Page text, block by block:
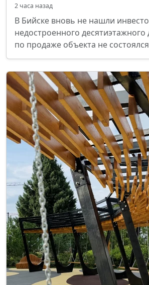
2 часа назад
В Бийске вновь не нашли
недостроенного
по продаже объекта не